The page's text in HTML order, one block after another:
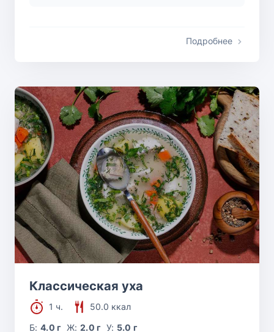
Подробнее
Классическая уха
1 ч.
50.0 ккал
Б:4.0 г Ж: 2.0 г У: 5.0 г